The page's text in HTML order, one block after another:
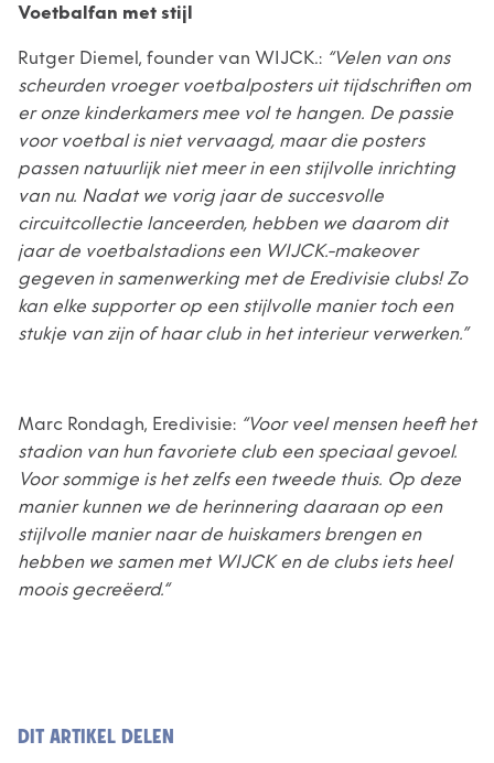
Voetbalfan met stijl
Rutger Diemel, founder van WIJCK.: “Velen van ons
scheurden vroeger voetbalposters uit tijdschriften om
er onze kinderkamers mee vol te hangen. De passie
voor voetbal is niet vervaagd, maar die posters
passen natuurlijk niet meer in een stijlvolle inrichting
van nu. Nadat we vorig jaar de succesvolle
circuitcollectie lanceerden, hebben we daarom dit
jaar de voetbalstadions een WIJCK.-makeover
gegeven in samenwerking met de Eredivisie clubs! Zo
kan elke supporter op een stijlvolle manier toch een
stukje van zijn of haar club in het interieur verwerken.”
Marc Rondagh, Eredivisie: “Voor veel mensen heeft het
stadion van hun favoriete club een speciaal gevoel.
Voor sommige is het zelfs een tweede thuis. Op deze
manier kunnen we de herinnering daaraan op een
stijlvolle manier naar de huiskamers brengen en
hebben we samen met WIJCK en de clubs iets heel
moois gecreëerd.“
DIT ARTIKEL DELEN